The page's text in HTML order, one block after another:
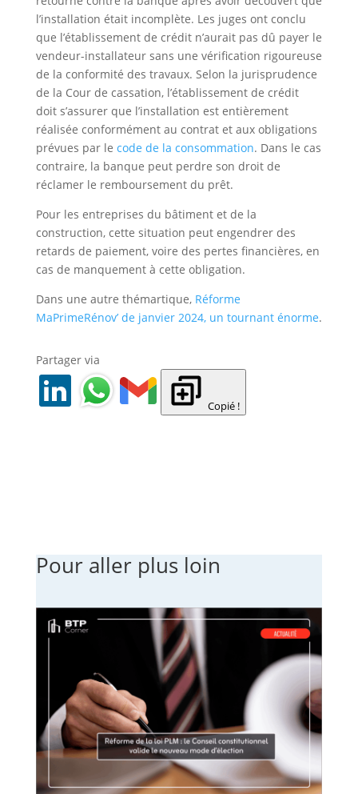
l’installation était incomplète. Les juges ont conclu
que l’établissement de crédit n’aurait pas dû payer le
vendeur-installateur sans une vérification rigoureuse
de la conformité des travaux. Selon la jurisprudence
de la Cour de cassation, l’établissement de crédit
doit s’assurer que l’installation est entièrement
réalisée conformément au contrat et aux obligations
prévues par le code de la consommation. Dans le cas
contraire, la banque peut perdre son droit de
réclamer le remboursement du prêt.
Pour les entreprises du bâtiment et de la
construction, cette situation peut engendrer des
retards de paiement, voire des pertes financières, en
cas de manquement à cette obligation.
Dans une autre thémartique, Réforme
MaPrimeRénov’ de janvier 2024, un tournant énorme.
Partager via
Copié !
Pour aller plus loin